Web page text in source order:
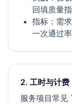
回填质量指
指标：需
一次通过率
2. 工时与计费
服务项目常见